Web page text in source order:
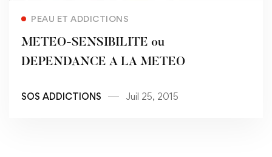
PEAU ET ADDICTIONS
METEO-SENSIBILITE ou
DEPENDANCE A LA METEO
SOS ADDICTIONS Juil 25, 2015